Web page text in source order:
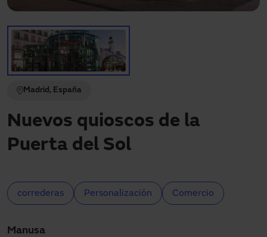
Descargas
Contacto
Mi área
Madrid, España
Nuevos quioscos de la
Puerta del Sol
correderas Personalización Comercio
Manusa